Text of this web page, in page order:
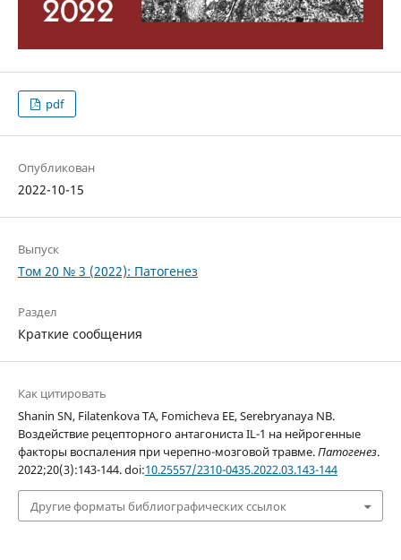
pdf
Опубликован
2022-10-15
Выпуск
Том 20 № 3 (2022): Патогенез
Раздел
Краткие сообщения
Как цитировать
Shanin SN, Filatenkova TA, Fomicheva EE, Serebryanaya NB.
Воздействие рецепторного антагониста IL-1 на нейрогенные
факторы воспаления при черепно-мозговой травме.Патогенез.
2022;20(3):143-144. doi:10.25557/2310-0435.2022.03.143-144
Другие форматы библиографических ссылок